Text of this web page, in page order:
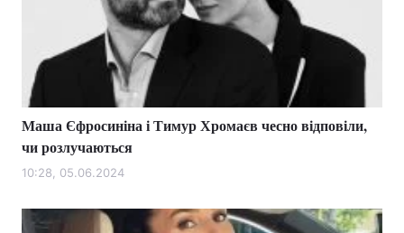
Маша Єфросиніна і Тимур Хромаєв чесно відповіли,
чи розлучаються
10:28, 05.06.2024